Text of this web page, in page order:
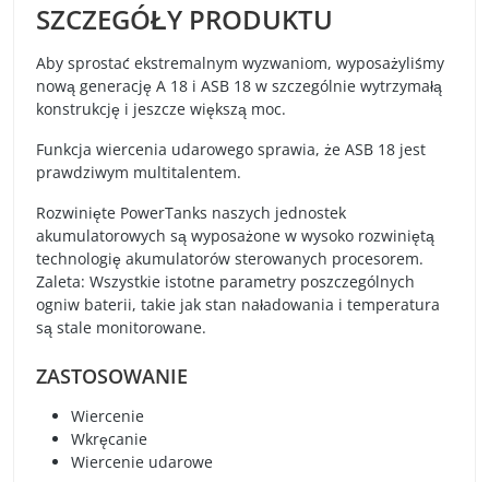
SZCZEGÓŁY PRODUKTU
Aby sprostać ekstremalnym wyzwaniom, wyposażyliśmy
nową generację A 18 i ASB 18 w szczególnie wytrzymałą
konstrukcję i jeszcze większą moc.
Funkcja wiercenia udarowego sprawia, że ASB 18 jest
prawdziwym multitalentem.
Rozwinięte PowerTanks naszych jednostek
akumulatorowych są wyposażone w wysoko rozwiniętą
technologię akumulatorów sterowanych procesorem.
Zaleta: Wszystkie istotne parametry poszczególnych
ogniw baterii, takie jak stan naładowania i temperatura
są stale monitorowane.
ZASTOSOWANIE
Wiercenie
Wkręcanie
Wiercenie udarowe